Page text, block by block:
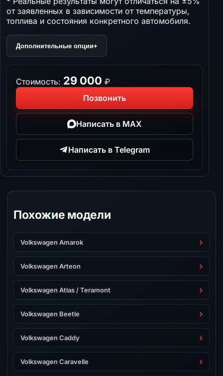
от заявленных в зависимости от температуры,
топлива и состояния конкретного автомобиля.
Дополнительные опции+
Стоимость: 29 000 ₽
Позвонить
Написать в MAX
Написать в Telegram
Похожие модели
Volkswagen Amarok
Volkswagen Arteon
Volkswagen Atlas / Teramont
Volkswagen Beetle
Volkswagen Caddy
Volkswagen Caravelle